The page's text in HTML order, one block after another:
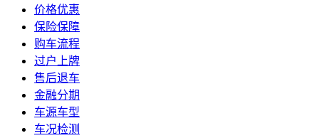
价格优惠
保险保障
购车流程
过户上牌
售后退车
金融分期
车源车型
车况检测